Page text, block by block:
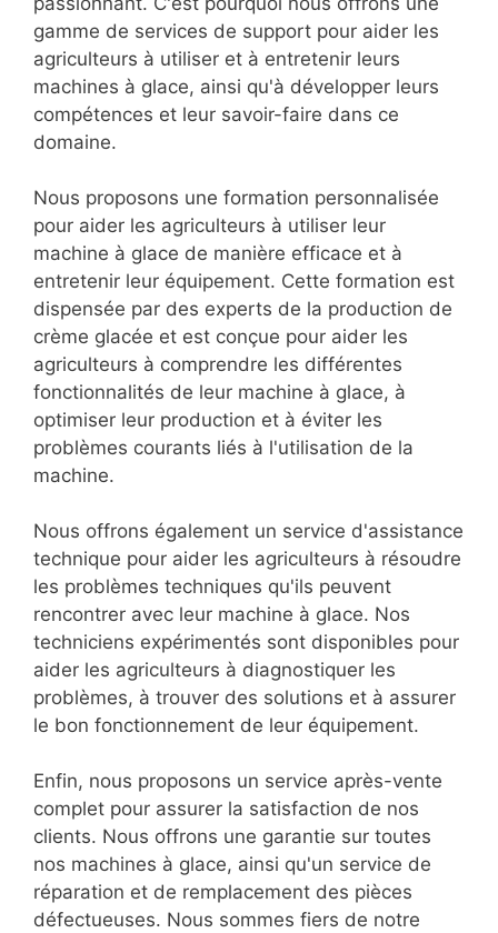
gamme de services de support pour aider les
agriculteurs à utiliser et à entretenir leurs
machines à glace, ainsi qu'à développer leurs
compétences et leur savoir-faire dans ce
domaine.
Nous proposons une formation personnalisée
pour aider les agriculteurs à utiliser leur
machine à glace de manière efficace et à
entretenir leur équipement. Cette formation est
dispensée par des experts de la production de
crème glacée et est conçue pour aider les
agriculteurs à comprendre les différentes
fonctionnalités de leur machine à glace, à
optimiser leur production et à éviter les
problèmes courants liés à l'utilisation de la
machine.
Nous offrons également un service d'assistance
technique pour aider les agriculteurs à résoudre
les problèmes techniques qu'ils peuvent
rencontrer avec leur machine à glace. Nos
techniciens expérimentés sont disponibles pour
aider les agriculteurs à diagnostiquer les
problèmes, à trouver des solutions et à assurer
le bon fonctionnement de leur équipement.
Enfin, nous proposons un service après-vente
complet pour assurer la satisfaction de nos
clients. Nous offrons une garantie sur toutes
nos machines à glace, ainsi qu'un service de
réparation et de remplacement des pièces
défectueuses. Nous sommes fiers de notre